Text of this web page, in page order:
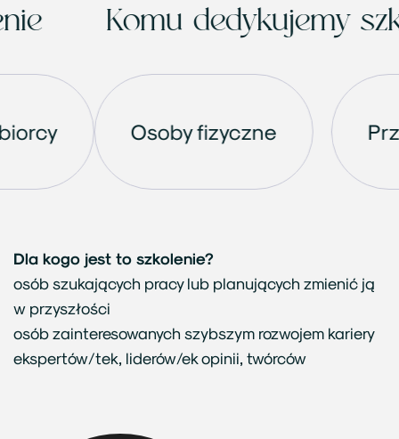
Komu dedykujemy
Osoby fizyczne
Dla kogo jest to szkolenie?
osób szukających pracy lub planujących zmienić ją
w przyszłości
osób zainteresowanych szybszym rozwojem kariery
ekspertów/tek, liderów/ek opinii, twórców